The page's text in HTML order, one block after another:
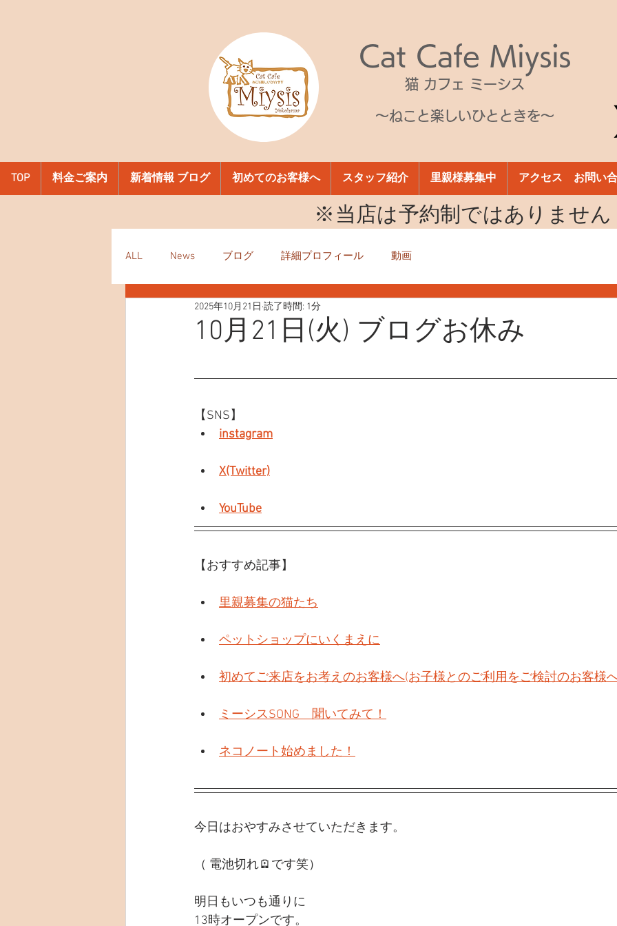
Cat Cafe Miysis
猫 カフェ ミーシス
～ねこと楽しいひとときを～
TOP 料金ご案内 新着情報 ブログ 初めてのお客様へ スタッフ紹介 里親様募集中 アクセス お問い
​※当店は予約制ではありません
ALL News ブログ 詳細プロフィール 動画
10月21日(火) ブログお休み
2025年10月21日 読了時間: 1分
【SNS】
instagram
X(Twitter)
YouTube
【おすすめ記事】
里親募集の猫たち
ペットショップにいくまえに
初めてご来店をお考えのお客様へ(お子様とのご利用をご検討のお客様
ミーシスSONG　聞いてみて！
ネコノート始めました！
今日はおやすみさせていただきます。
（ 電池切れ🪫です笑）
明日もいつも通りに
13時オープンです。